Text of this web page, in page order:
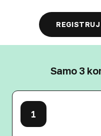
Samo 3
1